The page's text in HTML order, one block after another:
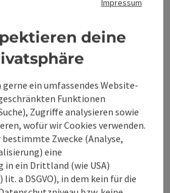
Impressum
deine
ein umfassendes Website-
Funktionen
Zugriffe analysieren sowie
wofür wir Cookies verwenden.
Zwecke (Analyse,
eine
ein Drittland (wie USA)
a DSGVO), in dem kein für die